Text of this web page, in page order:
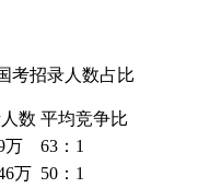
考招录人数占比
数 平均竞争比
万
63：1
万 50：1